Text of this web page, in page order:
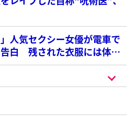
人気セクシー女優が電車で
白 残された衣服には体液